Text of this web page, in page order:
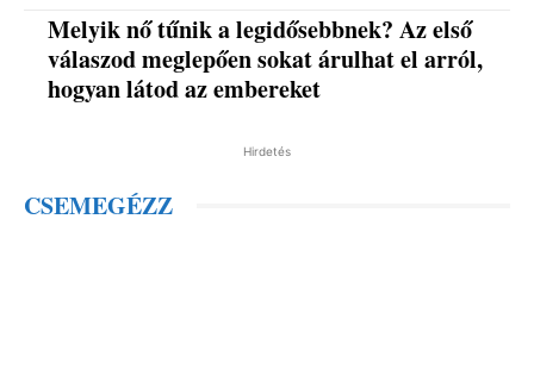
Melyik nő tűnik a legidősebbnek? Az első
válaszod meglepően sokat árulhat el arról,
hogyan látod az embereket
Hirdetés
CSEMEGÉZZ